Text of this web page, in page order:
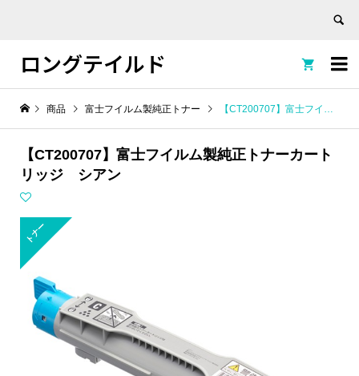

ロングテイルド 
商品 富士フイルム製純正トナー 【CT200707】富士フイルム製純正トナーカートリッジ シアン
【CT200707】富士フイルム製純正トナーカート
リッジ シアン
トナー